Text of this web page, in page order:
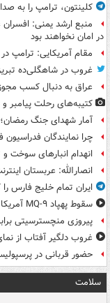
کلینتون، ترامپ را به
منبع ارشد یمنی:
در امان نخواهند بود
مقام آمریکایی: ترامپ در
غروب در شاهگلی‌ده
عراق به دنبال کسب
کتیبه‌های رحلت پیامبر
آمار شهدای جنگ رمضان؛ ۳۵۱۹ شهید، ۵۱۷ زن و ۲۷۰ دانش‌آموز
چرا نمایندگان فدراسیون
انهدام انبارهای سوخت
انصارالله: عربستان
ایران تمام خلیج فارس
سقوط پهپاد MQ-۹ آمریکا در جیبوتی
پیروزی منچسترسیتی
غروب دلگیر آفتاب از
حضور قربانی در
سلامت